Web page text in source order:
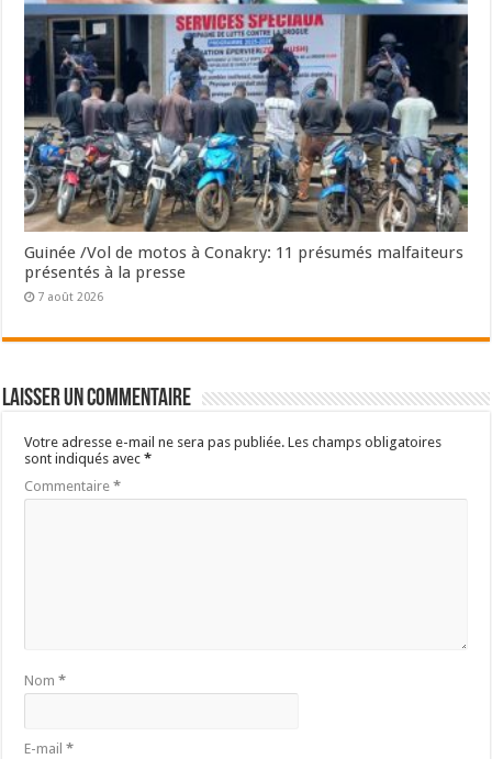
Guinée /Vol de motos à Conakry: 11 présumés malfaiteurs
présentés à la presse
7 août 2026
Laisser un commentaire
Votre adresse e-mail ne sera pas publiée. Les champs obligatoires
sont indiqués avec*
Commentaire*
Nom*
E-mail*